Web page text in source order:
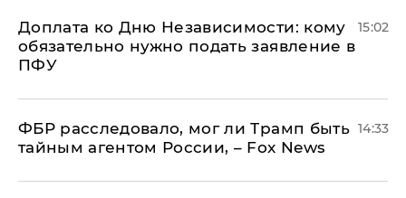
Доплата ко Дню Независимости: кому
обязательно нужно подать заявление в
ПФУ
15:02
ФБР расследовало, мог ли Трамп быть
тайным агентом России, – Fox News
14:33